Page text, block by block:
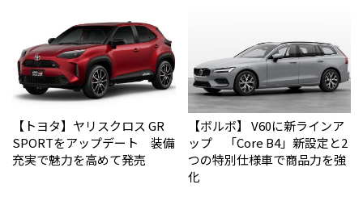
【トヨタ】ヤリスクロス GR
SPORTをアップデート 装備
充実で魅力を高めて発売
【ボルボ】 V60に新ラインア
ップ 「Core B4」新設定と2
つの特別仕様車で商品力を強
化